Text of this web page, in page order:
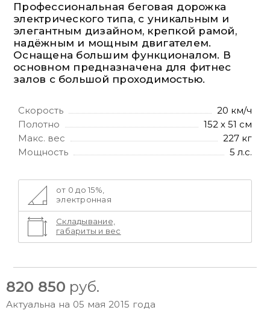
Профессиональная беговая дорожка
электрического типа, с уникальным и
элегантным дизайном, крепкой рамой,
надёжным и мощным двигателем.
Оснащена большим функционалом. В
основном предназначена для фитнес
залов с большой проходимостью.
Скорость
20 км/ч
Полотно
152 х 51 см
Макс. вес
227 кг
Мощность
5 л.с.
от 0 до 15%,
электронная
Складывание,
габариты и вес
820 850 руб.
Актуальна на 05 мая 2015 года